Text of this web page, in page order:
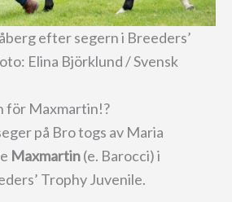
efter segern i Breeders’
Elina Björklund / Svensk
för Maxmartin!?
på Bro togs av Maria
Maxmartin(e. Barocci) i
Trophy Juvenile.